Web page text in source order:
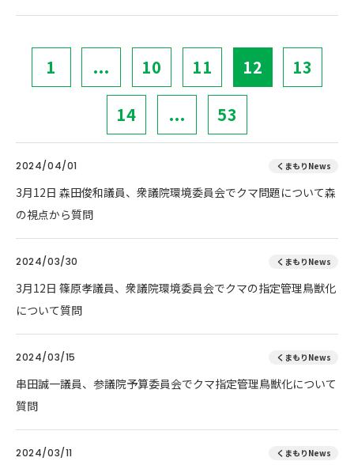
1 ... 10 11 12 13
14 ... 53
2024/04/01 くまもりNews
3月12日 森田俊和議員、衆議院環境委員会でクマ問題について森
の視点から質問
2024/03/30 くまもりNews
3月12日 篠原孝議員、衆議院環境委員会でクマの指定管理鳥獣化
について質問
2024/03/15 くまもりNews
串田誠一議員、参議院予算委員会でクマ指定管理鳥獣化について
質問
2024/03/11 くまもりNews